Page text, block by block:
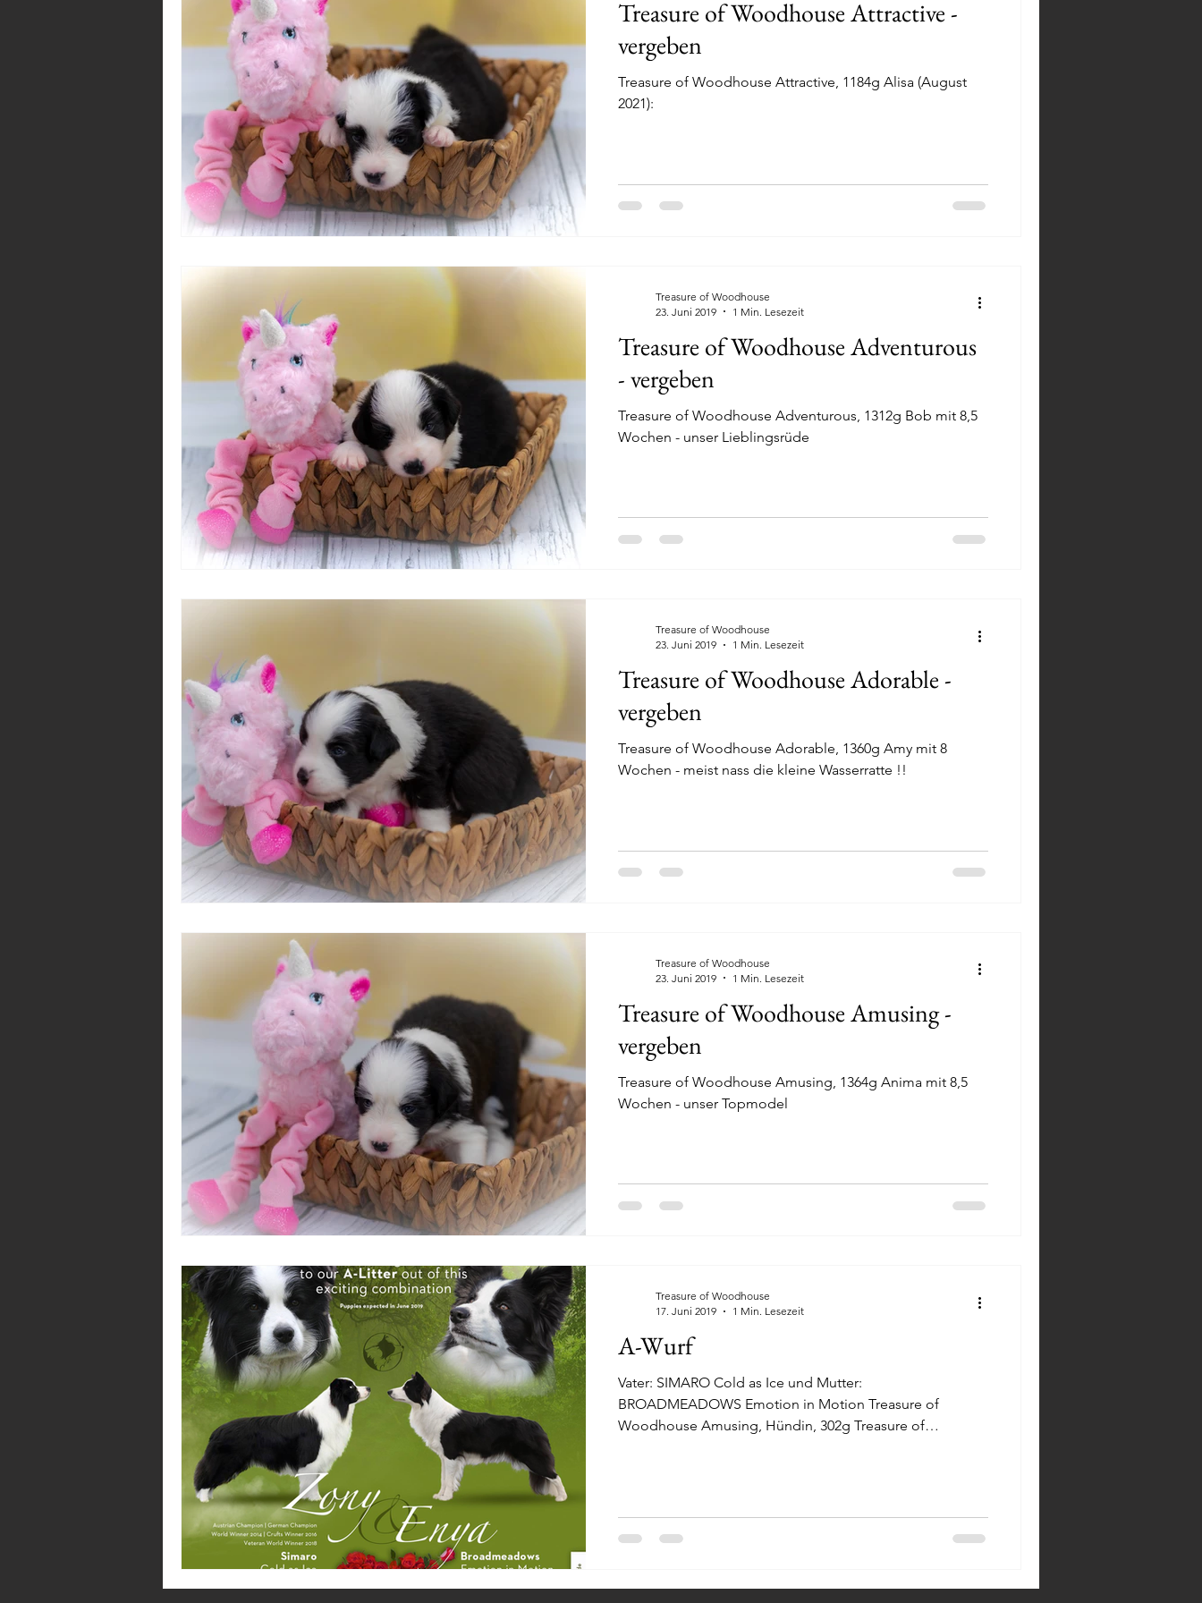
Treasure of Woodhouse Attractive -
vergeben
Treasure of Woodhouse Attractive, 1184g Alisa (August
2021):
Treasure of Woodhouse Adventurous
- vergeben
Treasure of Woodhouse Adventurous, 1312g Bob mit 8,5
Wochen - unser Lieblingsrüde
Treasure of Woodhouse
23. Juni 2019
1 Min. Lesezeit
Treasure of Woodhouse Adorable -
vergeben
Treasure of Woodhouse Adorable, 1360g Amy mit 8
Wochen - meist nass die kleine Wasserratte !!
Treasure of Woodhouse
23. Juni 2019
1 Min. Lesezeit
Treasure of Woodhouse Amusing -
vergeben
Treasure of Woodhouse Amusing, 1364g Anima mit 8,5
Wochen - unser Topmodel
Treasure of Woodhouse
23. Juni 2019
1 Min. Lesezeit
A-Wurf
Vater: SIMARO Cold as Ice und Mutter:
BROADMEADOWS Emotion in Motion Treasure of
Woodhouse Amusing, Hündin, 302g Treasure of
Treasure of Woodhouse
17. Juni 2019
1 Min. Lesezeit